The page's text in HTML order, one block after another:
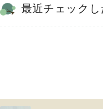
最近チェックし